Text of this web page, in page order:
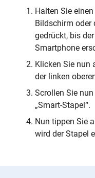
Halten Sie
Bildschirm oder
gedrückt, bis
Smartphone
Klicken Sie nun
der linken
Scrollen Sie
„Smart-Stapel“.
Nun tippen Sie
wird der Stapel